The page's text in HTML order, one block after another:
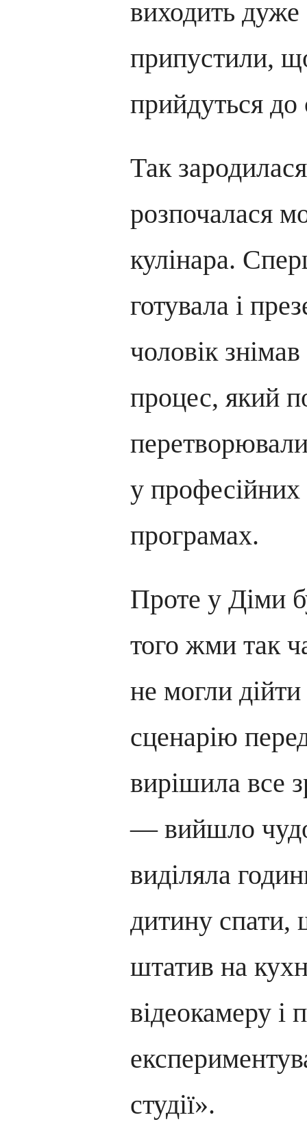
виходить
припустили,
прийдуться
Так
розпочалася
кулінара.
готувала і
чоловік
процес, який
у
програмах.
Проте у Діми
того жми так
не могли
сценарію
вирішила все
— вийшло
виділяла
дитину спати,
штатив на
відеокамеру і
студії».